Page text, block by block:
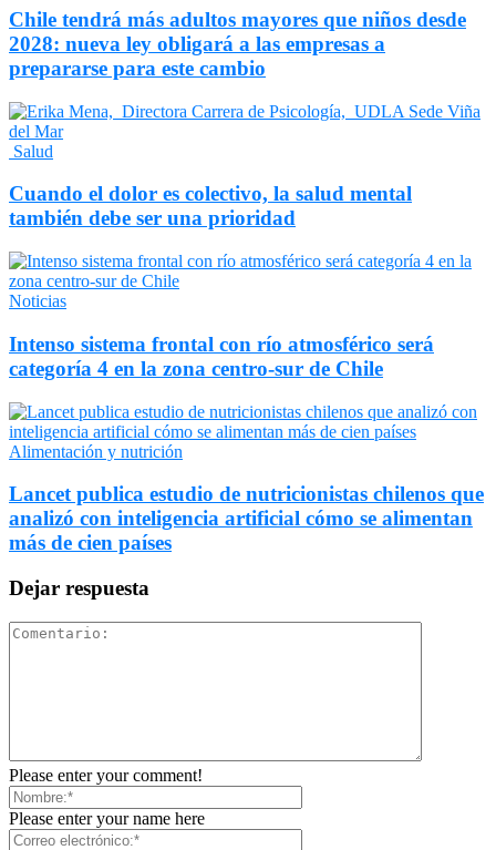
Chile tendrá más adultos mayores que niños desde
2028: nueva ley obligará a las empresas a
prepararse para este cambio
Salud
Cuando el dolor es colectivo, la salud mental
también debe ser una prioridad
Noticias
Intenso sistema frontal con río atmosférico será
categoría 4 en la zona centro-sur de Chile
Alimentación y nutrición
Lancet publica estudio de nutricionistas chilenos que
analizó con inteligencia artificial cómo se alimentan
más de cien países
Dejar respuesta
Please enter your comment!
Please enter your name here